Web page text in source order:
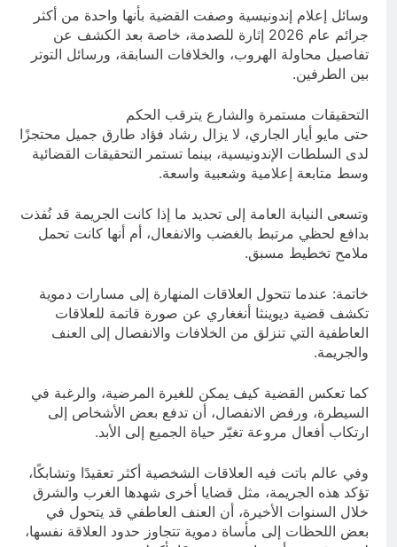
وسائل إعلام إندونيسية وصفت القضية بأنها واحدة من أكثر
جرائم عام 2026 إثارة للصدمة، خاصة بعد الكشف عن
تفاصيل محاولة الهروب، والخلافات السابقة، ورسائل التوتر
بين الطرفين.
التحقيقات مستمرة والشارع يترقب الحكم
حتى مايو أيار الجاري، لا يزال رشاد فؤاد طارق جميل محتجزًا
لدى السلطات الإندونيسية، بينما تستمر التحقيقات القضائية
وسط متابعة إعلامية وشعبية واسعة.
وتسعى النيابة العامة إلى تحديد ما إذا كانت الجريمة قد نُفذت
بدافع لحظي مرتبط بالغضب والانفعال، أم أنها كانت تحمل
ملامح تخطيط مسبق.
خاتمة: عندما تتحول العلاقات المنهارة إلى مسارات دموية
تكشف قضية ديوينثا أنغغاري عن صورة قاتمة للعلاقات
العاطفية التي تنزلق من الخلافات والانفصال إلى العنف
والجريمة.
كما تعكس القضية كيف يمكن للغيرة المرضية، والرغبة في
السيطرة، ورفض الانفصال، أن تدفع بعض الأشخاص إلى
ارتكاب أفعال مروعة تغيّر حياة الجميع إلى الأبد.
وفي عالم باتت فيه العلاقات الشخصية أكثر تعقيدًا وتشابكًا،
تؤكد هذه الجريمة، مثل قضايا أخرى شهدها الغرب والشرق
خلال السنوات الأخيرة، أن العنف العاطفي قد يتحول في
بعض اللحظات إلى مأساة دموية تتجاوز حدود العلاقة نفسها،